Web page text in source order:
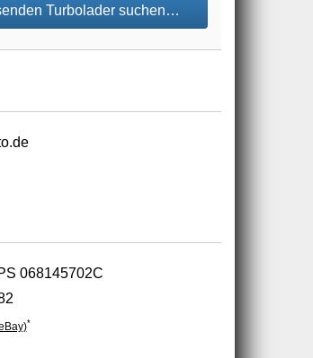
Turbolader suchen…
068145702C
*